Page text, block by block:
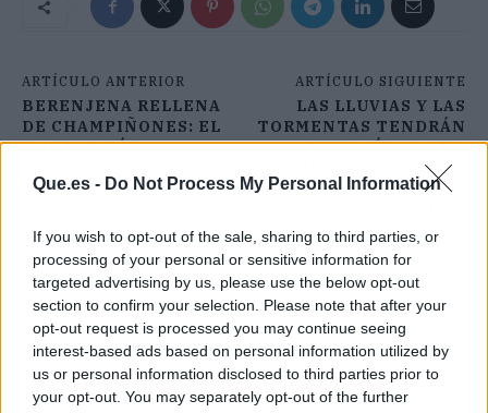
Que.es - Do Not Process My Personal Information
If you wish to opt-out of the sale, sharing to third parties, or
processing of your personal or sensitive information for
targeted advertising by us, please use the below opt-out
section to confirm your selection. Please note that after your
opt-out request is processed you may continue seeing
interest-based ads based on personal information utilized by
us or personal information disclosed to third parties prior to
your opt-out. You may separately opt-out of the further
ARTÍCULO ANTERIOR
BERENJENA RELLENA
DE CHAMPIÑONES: EL
MANJAR MÁS
PREPARAR
ARTÍCULO SIGUIENTE
LAS LLUVIAS Y LAS
TORMENTAS TENDRÁN
ESTE SÁBADO EN
RIESGO A TERUEL,
TARRAGONA Y